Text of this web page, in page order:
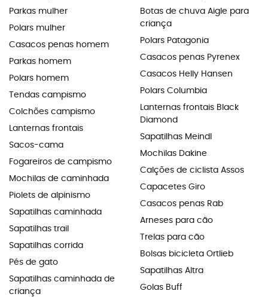
Parkas mulher
Polars mulher
Casacos penas homem
Parkas homem
Polars homem
Tendas campismo
Colchões campismo
Lanternas frontais
Sacos-cama
Fogareiros de campismo
Mochilas de caminhada
Piolets de alpinismo
Sapatilhas caminhada
Sapatilhas trail
Sapatilhas corrida
Pés de gato
Sapatilhas caminhada de
criança
Botas de chuva Aigle para
criança
Polars Patagonia
Casacos penas Pyrenex
Casacos Helly Hansen
Polars Columbia
Lanternas frontais Black
Diamond
Sapatilhas Meindl
Mochilas Dakine
Calções de ciclista Assos
Capacetes Giro
Casacos penas Rab
Arneses para cão
Trelas para cão
Bolsas bicicleta Ortlieb
Sapatilhas Altra
Golas Buff